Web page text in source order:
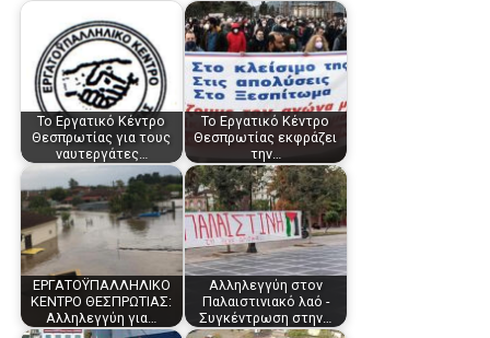
Το Εργατικό Κέντρο
Θεσπρωτίας για τους
ναυτεργάτες…
Το Εργατικό Κέντρο
Θεσπρωτίας εκφράζει
την…
ΕΡΓΑΤΟΫΠΑΛΛΗΛΙΚΟ
ΚΕΝΤΡΟ ΘΕΣΠΡΩΤΙΑΣ:
Αλληλεγγύη για…
Αλληλεγγύη στον
Παλαιστινιακό λαό -
Συγκέντρωση στην…